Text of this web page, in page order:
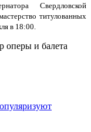
Свердловской
титулованных
в 18:00.
оперы и балета